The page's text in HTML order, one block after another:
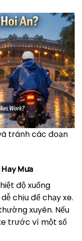
tránh các đoạn
Mưa
độ xuống
chịu để chạy xe.
xuyên. Nếu
trước vì một số